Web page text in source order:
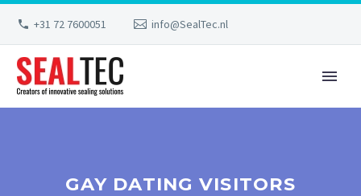
+31 72 7600051 info@SealTec.nl
GAY DATING VISITORS